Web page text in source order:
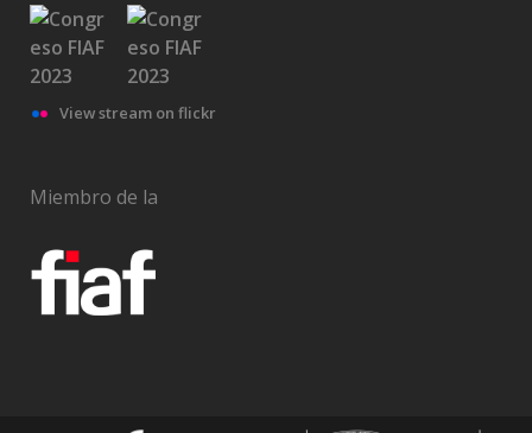
View stream on flickr
Miembro de la